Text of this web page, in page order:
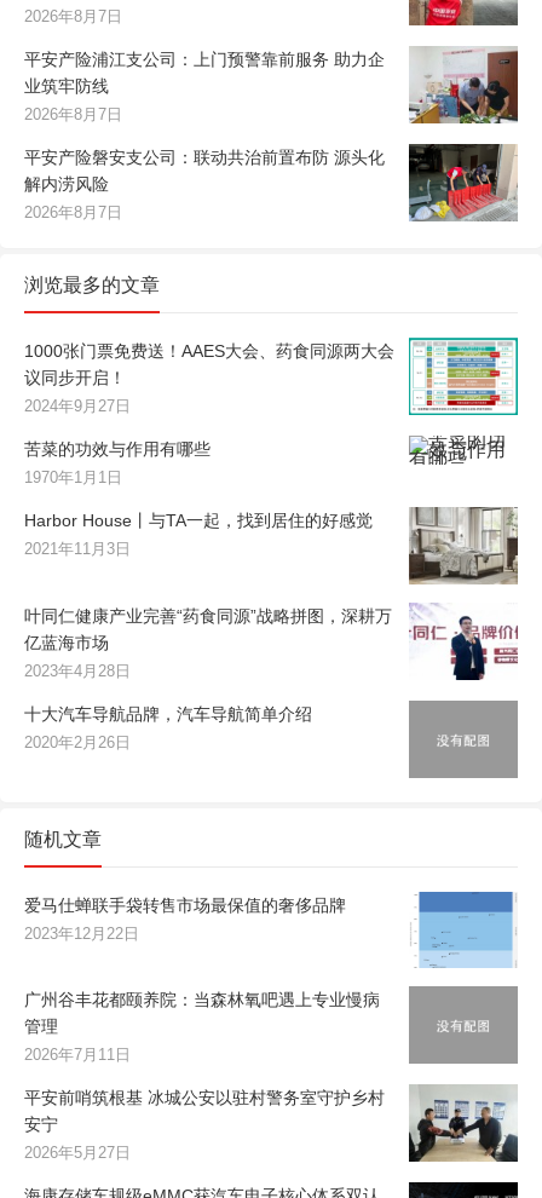
2026年8月7日
平安产险浦江支公司：上门预警靠前服务 助力企
业筑牢防线
2026年8月7日
平安产险磐安支公司：联动共治前置布防 源头化
解内涝风险
2026年8月7日
浏览最多的文章
1000张门票免费送！AAES大会、药食同源两大会
议同步开启！
2024年9月27日
苦菜的功效与作用有哪些
1970年1月1日
Harbor House丨与TA一起，找到居住的好感觉
2021年11月3日
叶同仁健康产业完善“药食同源”战略拼图，深耕万
亿蓝海市场
2023年4月28日
十大汽车导航品牌，汽车导航简单介绍
2020年2月26日
随机文章
爱马仕蝉联手袋转售市场最保值的奢侈品牌
2023年12月22日
广州谷丰花都颐养院：当森林氧吧遇上专业慢病
管理
2026年7月11日
平安前哨筑根基 冰城公安以驻村警务室守护乡村
安宁
2026年5月27日